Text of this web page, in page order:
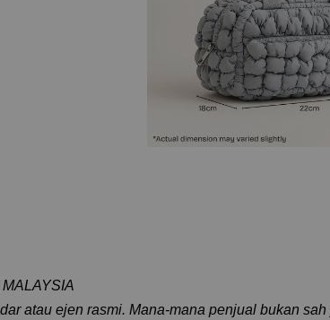
atau ejen rasmi. Mana‑mana penjual bukan